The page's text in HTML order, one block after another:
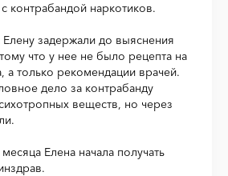
контрабандой наркотиков.
задержали до выяснения
что у нее не было рецепта на
а только рекомендации врачей.
дело за контрабанду
веществ, но через
Елена начала получать